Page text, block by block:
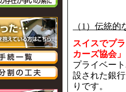
（1）伝統
スイスでプ
カーズ協会
プライベー
設された銀
りです。